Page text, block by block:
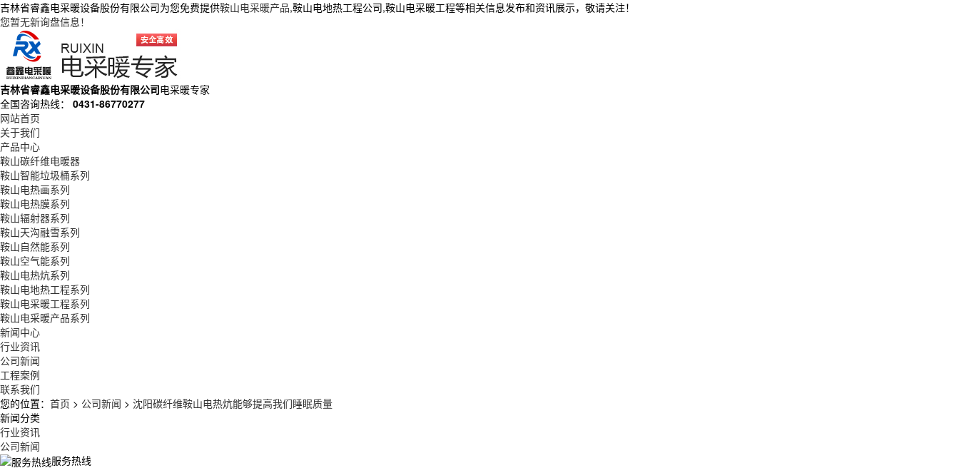
吉林省睿鑫电采暖设备股份有限公司为您免费提供鞍山电采暖产品,鞍山电地热工程公司,鞍山电采暖工程等相关信息发布和资讯展示，敬请关注！
您暂无新询盘信息！
吉林省睿鑫电采暖设备股份有限公司电采暖专家
全国咨询热线：
0431-86770277
网站首页
关于我们
产品中心
鞍山碳纤维电暖器
鞍山智能垃圾桶系列
鞍山电热画系列
鞍山电热膜系列
鞍山辐射器系列
鞍山天沟融雪系列
鞍山自然能系列
鞍山空气能系列
鞍山电热炕系列
鞍山电地热工程系列
鞍山电采暖工程系列
鞍山电采暖产品系列
新闻中心
行业资讯
公司新闻
工程案例
联系我们
您的位置： 首页 > 公司新闻 > 沈阳碳纤维鞍山电热炕能够提高我们睡眠质量
新闻分类
行业资讯
公司新闻
服务热线